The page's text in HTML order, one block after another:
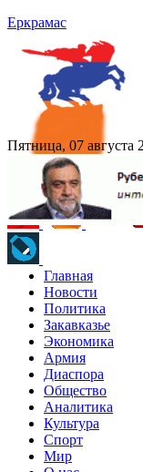
Еркрамас
Пятница, 07 августа
Главная
Новости
Политика
Закавказье
Экономика
Армия
Диаспора
Общество
Аналитика
Культура
Спорт
Мир